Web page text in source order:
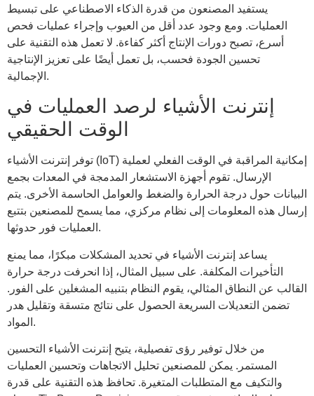
يستفيد المصنعون من قدرة الذكاء الاصطناعي على تبسيط
العمليات. ومع وجود عدد أقل من العيوب وإجراء عمليات فحص
أسرع، تصبح دورات الإنتاج أكثر كفاءة. لا تعمل هذه التقنية على
تحسين الجودة فحسب، بل تعمل أيضًا على تعزيز الإنتاجية
الإجمالية.
إنترنت الأشياء لرصد العمليات في
الوقت الحقيقي
توفر إنترنت الأشياء (IoT) إمكانية المراقبة في الوقت الفعلي لعملية
الإرسال. تقوم أجهزة الاستشعار المدمجة في المعدات بجمع
البيانات حول درجة الحرارة والضغط والعوامل الحاسمة الأخرى. يتم
إرسال هذه المعلومات إلى نظام مركزي، مما يسمح للمصنعين بتتبع
العمليات فور حدوثها.
يساعد إنترنت الأشياء في تحديد المشكلات مبكرًا، مما يمنع
التأخيرات المكلفة. على سبيل المثال، إذا انحرفت درجة حرارة
القالب عن النطاق المثالي، يقوم النظام بتنبيه المشغلين على الفور.
تضمن التعديلات السريعة الحصول على نتائج متسقة وتقليل هدر
المواد.
من خلال توفير رؤى تفصيلية، يتيح إنترنت الأشياء التحسين
المستمر. يمكن للمصنعين تحليل الاتجاهات وتحسين العمليات
والتكيف مع المتطلبات المتغيرة. تحافظ هذه التقنية على قدرة